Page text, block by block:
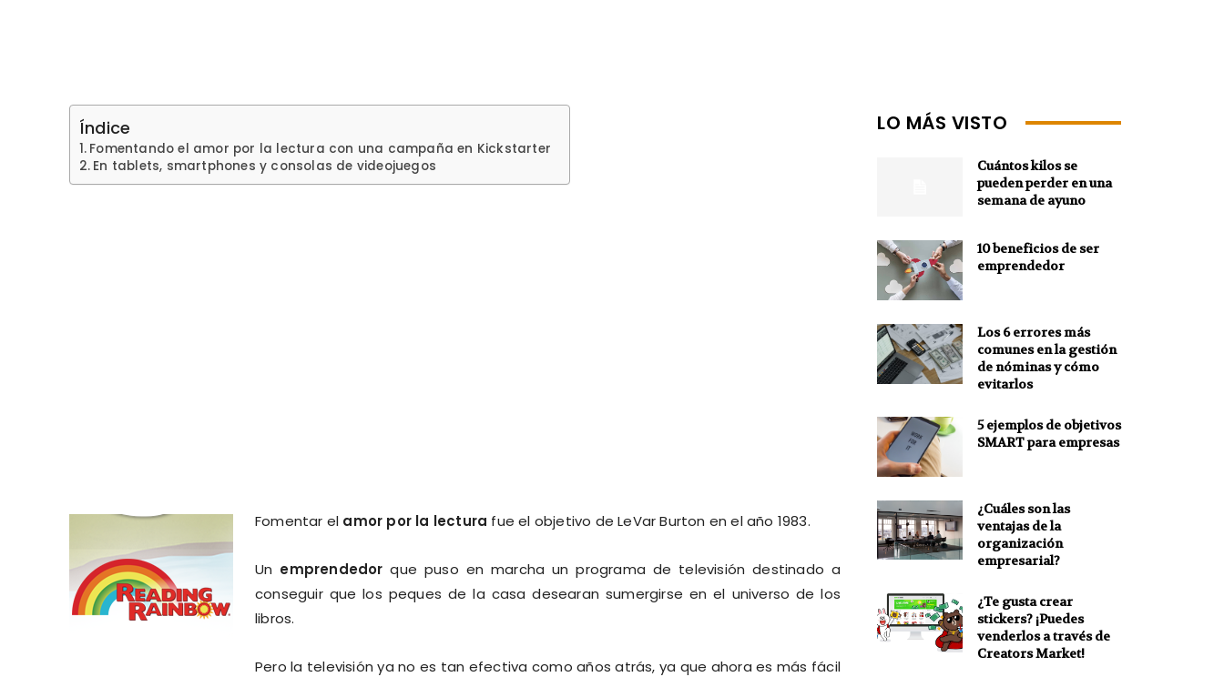
Índice
Fomentando el amor por la lectura con una campaña en Kickstarter
En tablets, smartphones y consolas de videojuegos
Fomentar el amor por la lectura fue el objetivo de LeVar Burton en el año 1983.
Un emprendedor que puso en marcha un programa de televisión destinado a
conseguir que los peques de la casa desearan sumergirse en el universo de los
libros.
Pero la televisión ya no es tan efectiva como años atrás, ya que ahora es más fácil
LO MÁS VISTO
Cuántos kilos se
pueden perder en una
semana de ayuno
10 beneficios de ser
emprendedor
Los 6 errores más
comunes en la gestión
de nóminas y cómo
evitarlos
5 ejemplos de objetivos
SMART para empresas
¿Cuáles son las
ventajas de la
organización
empresarial?
¿Te gusta crear
stickers? ¡Puedes
venderlos a través de
Creators Market!